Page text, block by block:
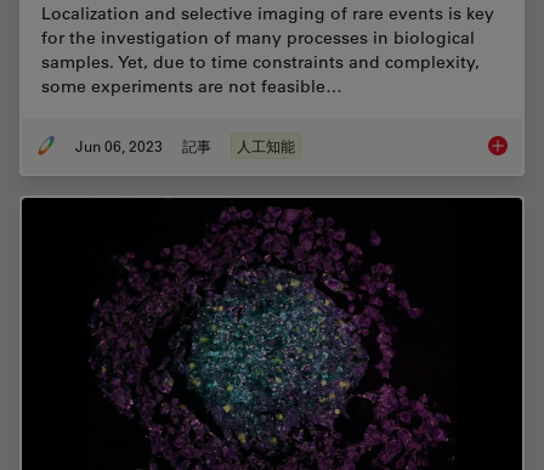
Localization and selective imaging of rare events is key
for the investigation of many processes in biological
samples. Yet, due to time constraints and complexity,
some experiments are not feasible…
Jun 06, 2023 記事 人工知能 AI